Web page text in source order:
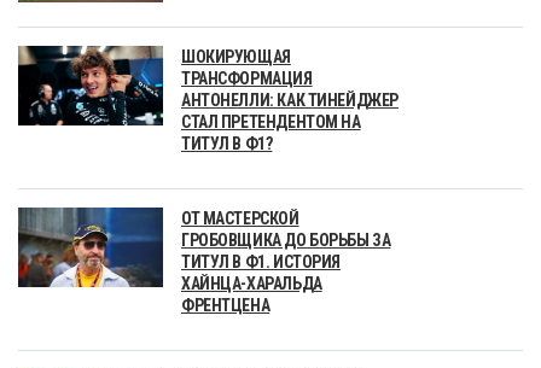
ШОКИРУЮЩАЯ
ТРАНСФОРМАЦИЯ
АНТОНЕЛЛИ: КАК ТИНЕЙДЖЕР
СТАЛ ПРЕТЕНДЕНТОМ НА
ТИТУЛ В Ф1?
ОТ МАСТЕРСКОЙ
ГРОБОВЩИКА ДО БОРЬБЫ ЗА
ТИТУЛ В Ф1. ИСТОРИЯ
ХАЙНЦА-ХАРАЛЬДА
ФРЕНТЦЕНА